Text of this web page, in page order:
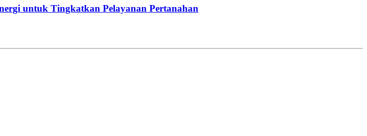
untuk Tingkatkan Pelayanan Pertanahan